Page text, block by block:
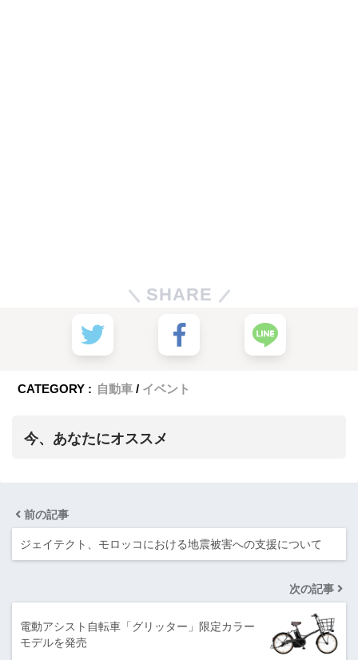
SHARE
CATEGORY : 自動車 イベント
今、あなたにオススメ
前の記事
ジェイテクト、モロッコにおける地震被害への支援について
次の記事
電動アシスト自転車「グリッター」限定カラー
モデルを発売